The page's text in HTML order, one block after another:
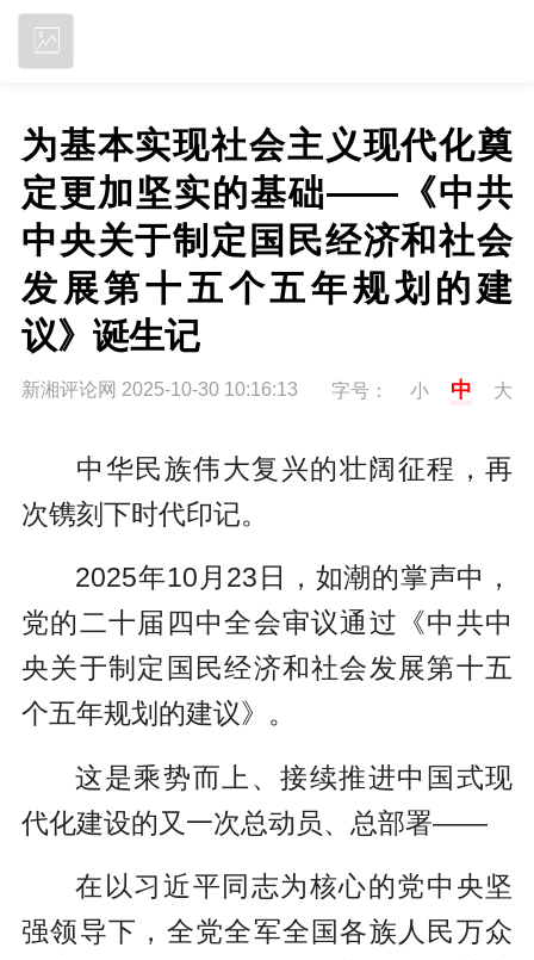
为基本实现社会主义现代化奠
定更加坚实的基础——《中共
中央关于制定国民经济和社会
发展第十五个五年规划的建
议》诞生记
新湘评论网 2025-10-30 10:16:13 字号： 小 中 大
中华民族伟大复兴的壮阔征程，再
次镌刻下时代印记。
2025年10月23日，如潮的掌声中，
党的二十届四中全会审议通过《中共中
央关于制定国民经济和社会发展第十五
个五年规划的建议》。
这是乘势而上、接续推进中国式现
代化建设的又一次总动员、总部署——
在以习近平同志为核心的党中央坚
强领导下，全党全军全国各族人民万众